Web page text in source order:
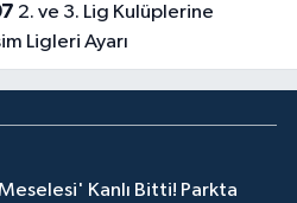
Ligleri Ayarı
Kanlı Bitti! Parkta